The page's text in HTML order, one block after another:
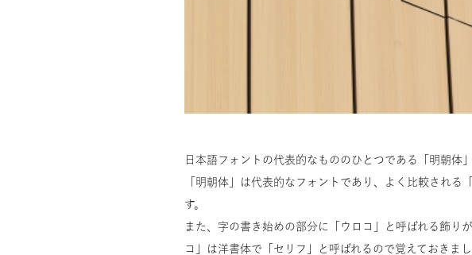
日本語フォントの代表的なもののひとつである「明朝体
「明朝体」は代表的なフォントであり、よく比較され
す。
また、字の書き始めの部分に「ウロコ」と呼ばれる飾り
コ」は洋書体で「セリフ」と呼ばれるので覚えておきまし